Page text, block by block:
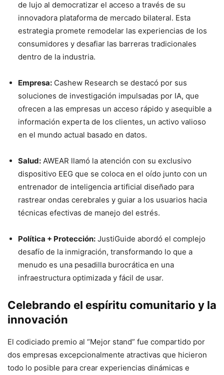
de lujo al democratizar el acceso a través de su
innovadora plataforma de mercado bilateral. Esta
estrategia promete remodelar las experiencias de los
consumidores y desafiar las barreras tradicionales
dentro de la industria.
Empresa: Cashew Research se destacó por sus
soluciones de investigación impulsadas por IA, que
ofrecen a las empresas un acceso rápido y asequible a
información experta de los clientes, un activo valioso
en el mundo actual basado en datos.
Salud: AWEAR llamó la atención con su exclusivo
dispositivo EEG que se coloca en el oído junto con un
entrenador de inteligencia artificial diseñado para
rastrear ondas cerebrales y guiar a los usuarios hacia
técnicas efectivas de manejo del estrés.
Política + Protección: JustiGuide abordó el complejo
desafío de la inmigración, transformando lo que a
menudo es una pesadilla burocrática en una
infraestructura optimizada y fácil de usar.
Celebrando el espíritu comunitario y la
innovación
El codiciado premio al “Mejor stand” fue compartido por
dos empresas excepcionalmente atractivas que hicieron
todo lo posible para crear experiencias dinámicas e